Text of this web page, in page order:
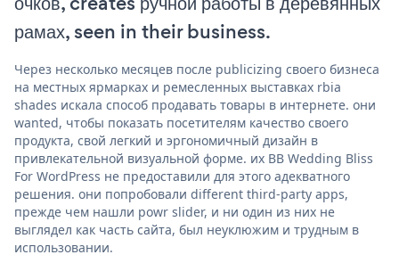
рамах, seen in their business.
Через несколько месяцев после publicizing своего бизнеса
на местных ярмарках и ремесленных выставках rbia
shades искала способ продавать товары в интернете. они
wanted, чтобы показать посетителям качество своего
продукта, свой легкий и эргономичный дизайн в
привлекательной визуальной форме. их BB Wedding Bliss
For WordPress не предоставили для этого адекватного
решения. они попробовали different third-party apps,
прежде чем нашли powr slider, и ни один из них не
выглядел как часть сайта, был неуклюжим и трудным в
использовании.